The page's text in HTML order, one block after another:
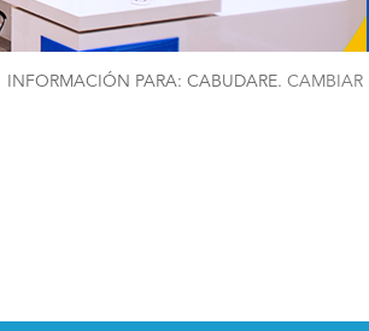
INFORMACIÓN PARA: CABUDARE. CAMBIAR